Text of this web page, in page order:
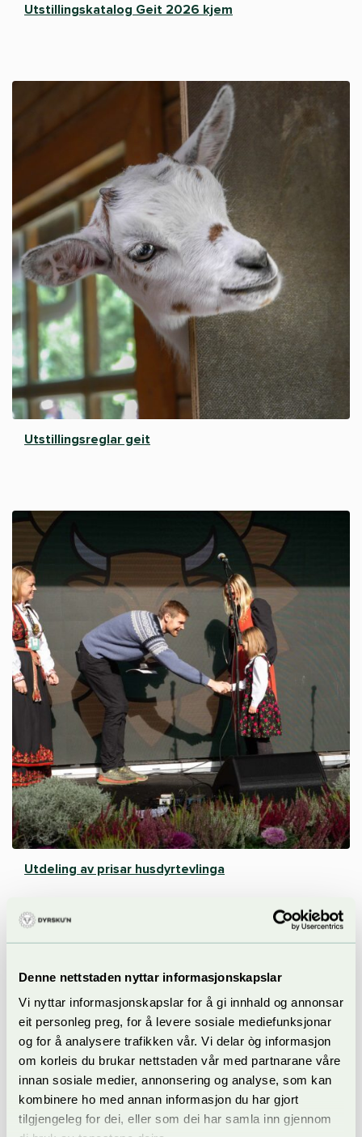
Denne nettstaden nyttar informasjonskapslar
Vi nyttar informasjonskapslar for å gi innhald og annonsar
eit personleg preg, for å levere sosiale mediefunksjonar
og for å analysere trafikken vår. Vi delar òg informasjon
om korleis du brukar nettstaden vår med partnarane våre
innan sosiale medier, annonsering og analyse, som kan
kombinere ho med annan informasjon du har gjort
tilgjengeleg for dei, eller som dei har samla inn gjennom
Utstillingskatalog Geit 2026 kjem
Utstillingsreglar geit
Utdeling av prisar husdyrtevlinga
samarbeid med Tine. Vi har dei siste åra nærma oss endå
meir ku-utstillinga i utstillingsform, i og med at vi berre
dømmer etter poeng for kropp og bein, jur og spenar. Vi tek
altså ikkje omsyn til avlsindeksen til dyret når vi finn Dyrsku’n
si finaste geit.
Vi dømmer alle geitene likt etter eksteriør, så tek vi til slutt
alle som held mål til 1. premie inn i ringen og finn den beste
geita. I tillegg til dette set vi opp ei gåvepremie til den geita